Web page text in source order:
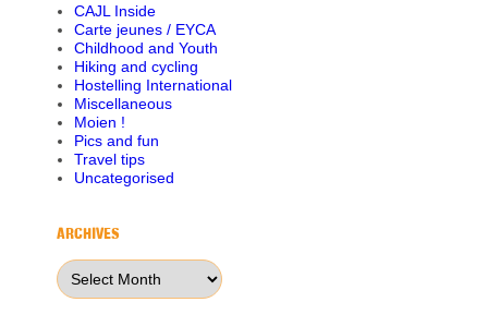
CAJL Inside
Carte jeunes / EYCA
Childhood and Youth
Hiking and cycling
Hostelling International
Miscellaneous
Moien !
Pics and fun
Travel tips
Uncategorised
ARCHIVES
Archives